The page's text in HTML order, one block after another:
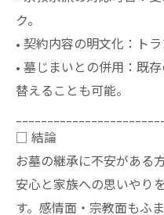
ク。
• 契約内容の明文化：ト
• 墓じまいとの併用：既
替えることも可能。
□ 結論
お墓の継承に不安がある
安心と家族への思いやり
す。感情面・宗教面もふ